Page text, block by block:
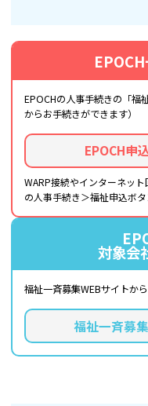
EPOCHの人事手続きの「福
からお手続きができます）
EPOCH申
WARP接続やインターネッ
の人事手続き＞福祉申込ボ
対象会
福祉一斉募集WEBサイトから
福祉一斉募